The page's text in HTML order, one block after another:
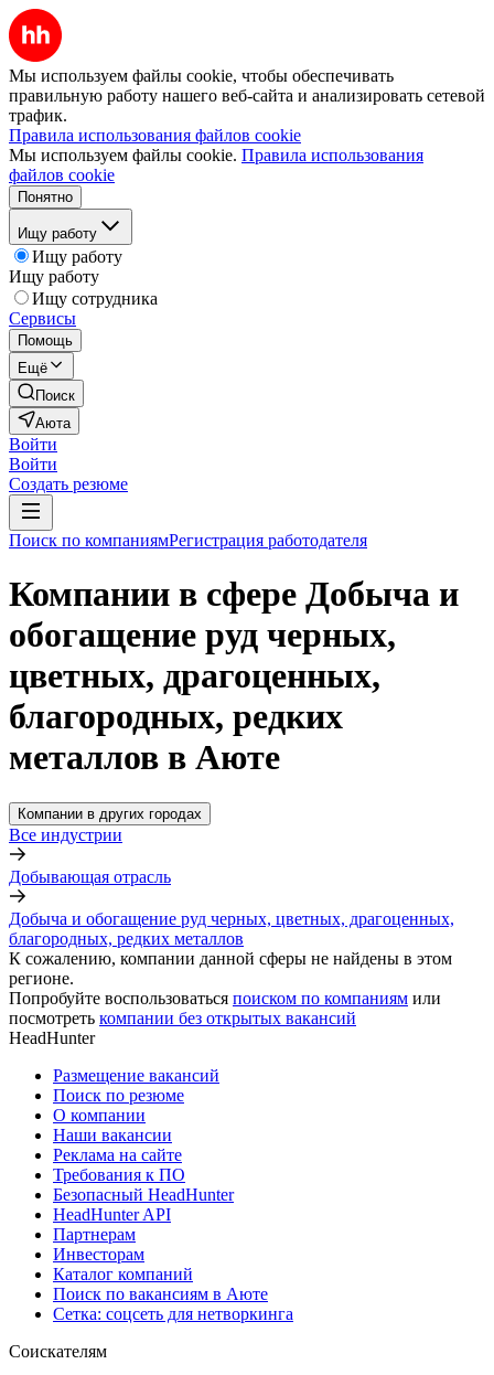
Мы используем файлы cookie, чтобы обеспечивать
правильную работу нашего веб-сайта и анализировать сетевой
трафик.
Правила использования файлов cookie
Мы используем файлы cookie. Правила использования
файлов cookie
Понятно
Ищу работу
Ищу работу
Ищу работу
Ищу сотрудника
Сервисы
Помощь
Ещё
Поиск
Аюта
Войти
Войти
Создать резюме
Поиск по компаниямРегистрация работодателя
Компании в сфере Добыча и
обогащение руд черных,
цветных, драгоценных,
благородных, редких
металлов в Аюте
Компании в других городах
Все индустрии
Добывающая отрасль
Добыча и обогащение руд черных, цветных, драгоценных,
благородных, редких металлов
К сожалению, компании данной сферы не найдены в этом
регионе.
Попробуйте воспользоваться поиском по компаниям или
посмотреть компании без открытых вакансий
HeadHunter
Размещение вакансий
Поиск по резюме
О компании
Наши вакансии
Реклама на сайте
Требования к ПО
Безопасный HeadHunter
HeadHunter API
Партнерам
Инвесторам
Каталог компаний
Поиск по вакансиям в Аюте
Сетка: соцсеть для нетворкинга
Соискателям